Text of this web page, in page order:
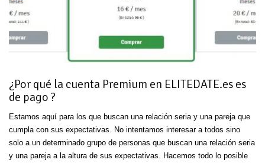
¿Por qué la cuenta Premium en ELITEDATE.es es
de pago ?
Estamos aquí para los que buscan una relación seria y una pareja que
cumpla con sus expectativas. No intentamos interesar a todos sino
solo a un determinado grupo de personas que buscan una relación seria
y una pareja a la altura de sus expectativas. Hacemos todo lo posible